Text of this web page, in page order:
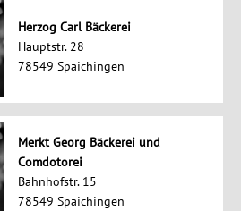
Herzog Carl Bäckerei
Hauptstr. 28
78549 Spaichingen
Merkt Georg Bäckerei und
Comdotorei
Bahnhofstr. 15
78549 Spaichingen